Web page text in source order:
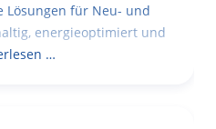
für Neu- und
energieoptimiert und
…